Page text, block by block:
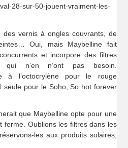
28-sur-50-jouent-vraiment-les-
des vernis à ongles couvrants, de
Oui, mais Maybelline fait
et incorpore des filtres
qui n’en n’ont pas besoin.
à l’octocrylène pour le rouge
seule pour le Soho, So hot forever
que Maybelline opte pour une
ferme. Oublions les filtres dans les
les aux produits solaires,